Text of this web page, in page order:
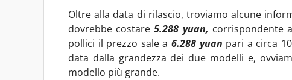
Oltre alla data di rilascio, troviamo alcune
dovrebbe costare5.288 yuan, corrispondente
pollici il prezzo sale a 6.288 yuan pari a circa
data dalla grandezza dei due modelli e,
modello più grande.